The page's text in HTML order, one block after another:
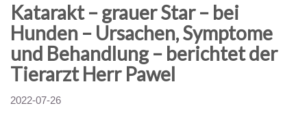
Katarakt – grauer Star – bei
Hunden – Ursachen, Symptome
und Behandlung – berichtet der
Tierarzt Herr Pawel
Stefanowicz
2022-07-26